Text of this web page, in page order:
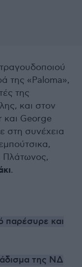
της «Paloma»,
της
και στον
και George
στη συνέχεια
Πλάτωνος,
.
παρέσυρε και
της ΝΔ